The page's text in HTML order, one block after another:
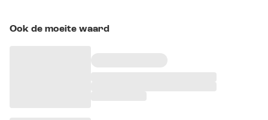
Ook de moeite waard